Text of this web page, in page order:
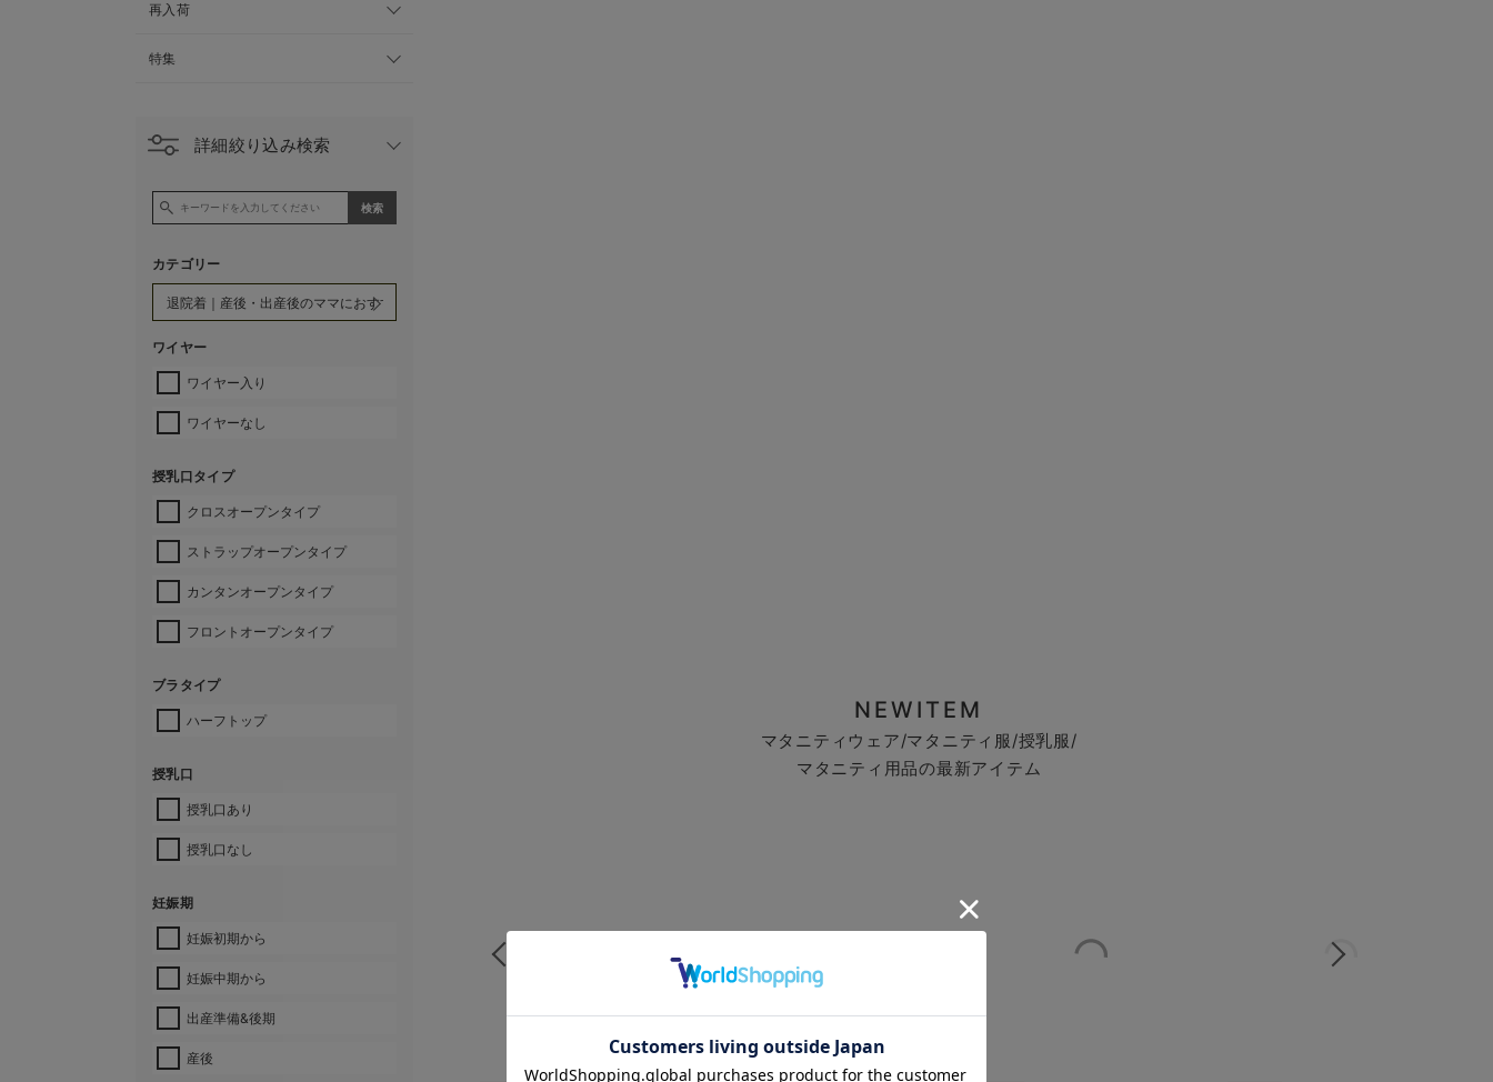
再入荷
特集
詳細絞り込み検索
カテゴリー
ワイヤー
ワイヤー入り
ワイヤーなし
授乳口タイプ
クロスオープンタイプ
ストラップオープンタイプ
カンタンオープンタイプ
フロントオープンタイプ
ブラタイプ
ハーフトップ
授乳口
授乳口あり
授乳口なし
妊娠期
妊娠初期から
妊娠中期から
出産準備&後期
産後
NEWITEM
マタニティウェア/マタニティ服/授乳服/
マタニティ用品の最新アイテム
お気に入り商品を確認する